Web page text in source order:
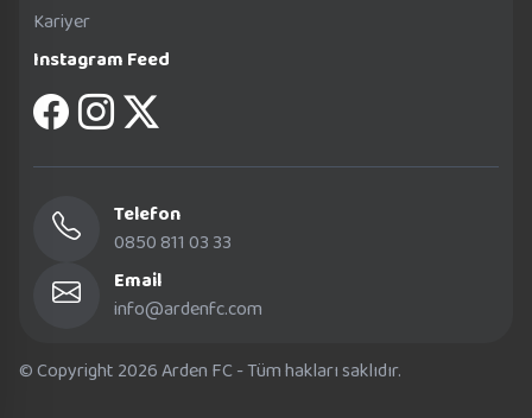
Kariyer
Instagram Feed
Telefon
0850 811 03 33
Email
info@ardenfc.com
© Copyright 2026 Arden FC - Tüm hakları saklıdır.